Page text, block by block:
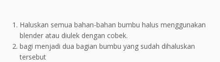
Haluskan semua bahan-bahan bumbu halus menggunakan
blender atau diulek dengan cobek.
bagi menjadi dua bagian bumbu yang sudah dihaluskan
tersebut